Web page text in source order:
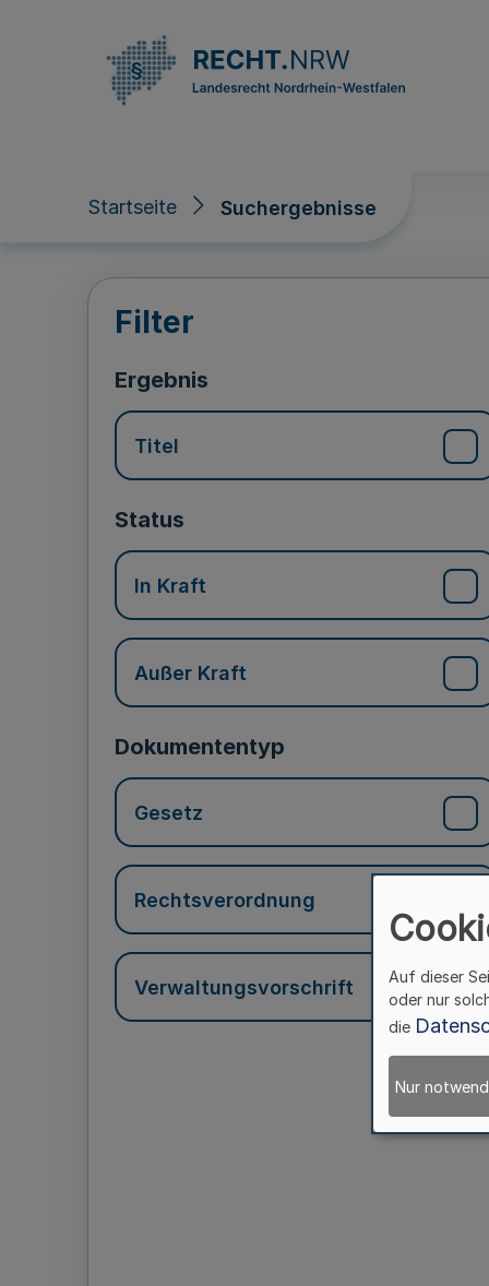
Startseite Suchergebnisse
Suchergebnisse
Filter
Ergebnis
Titel
Status
In Kraft
Außer Kraft
Dokumententyp
Gesetz
Rechtsverordnung
Verwaltungsvorschrift
Auf dieser
oder nur
die
Nur